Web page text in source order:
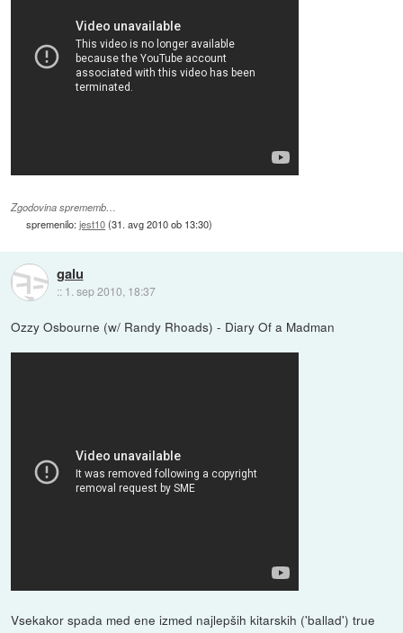
Zgodovina sprememb…
spremenilo:jest10(31. avg 2010 ob 13:30)
galu
:: 1. sep 2010, 18:37
Ozzy Osbourne (w/ Randy Rhoads) - Diary Of a Madman
Vsekakor spada med ene izmed najlepših kitarskih ('ballad') true